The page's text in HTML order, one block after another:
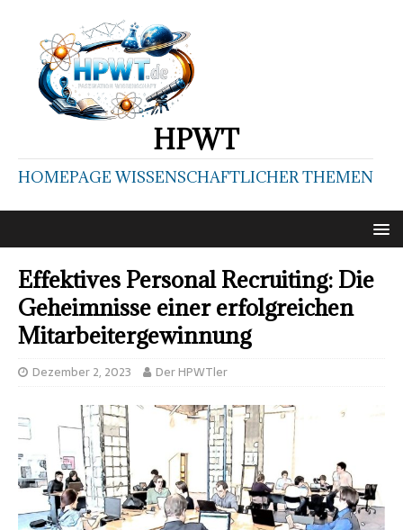
HPWT
HOMEPAGE WISSENSCHAFTLICHER THEMEN
Effektives Personal Recruiting: Die
Geheimnisse einer erfolgreichen
Mitarbeitergewinnung
Dezember 2, 2023 Der HPWTler